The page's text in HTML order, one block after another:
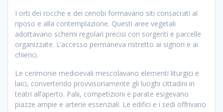
I orti dei rocche e dei cenobi formavano siti consacrati al
riposo e alla contemplazione. Questi aree vegetali
adottavano schemi regolari precisi con sorgenti e parcelle
organizzate. L’accesso permaneva ristretto ai signori e ai
chierici.
Le cerimonie medioevali mescolavano elementi liturgici e
laici, convertendo provvisoriamente gli luoghi cittadini in
teatri all’aperto. Palii, competizioni e parate esigevano
piazze ampie e arterie essenziali. Le edifici e i sedi offrivano